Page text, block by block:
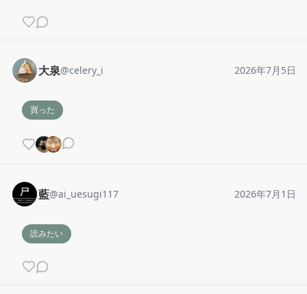
大泉@celery_i 2026年7月5日
買った
藍@ai_uesugi117 2026年7月1日
読みたい